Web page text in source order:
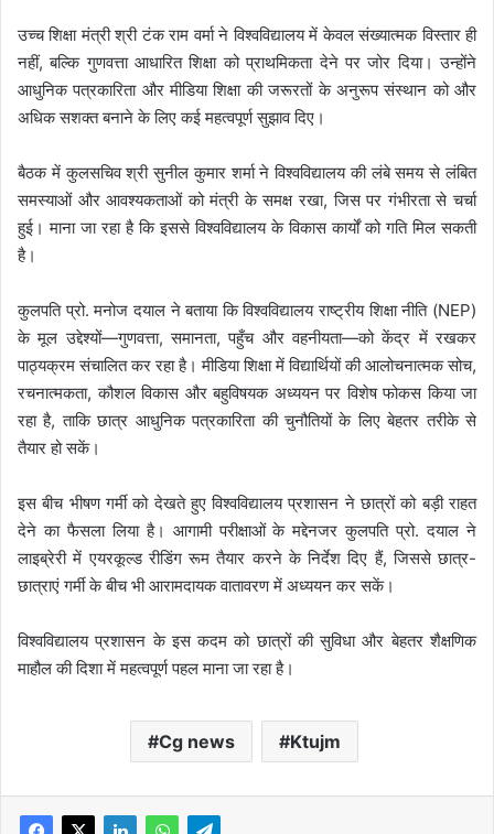
उच्च शिक्षा मंत्री श्री टंक राम वर्मा ने विश्वविद्यालय में केवल संख्यात्मक विस्तार ही
नहीं, बल्कि गुणवत्ता आधारित शिक्षा को प्राथमिकता देने पर जोर दिया। उन्होंने
आधुनिक पत्रकारिता और मीडिया शिक्षा की जरूरतों के अनुरूप संस्थान को और
अधिक सशक्त बनाने के लिए कई महत्वपूर्ण सुझाव दिए।
बैठक में कुलसचिव श्री सुनील कुमार शर्मा ने विश्वविद्यालय की लंबे समय से लंबित
समस्याओं और आवश्यकताओं को मंत्री के समक्ष रखा, जिस पर गंभीरता से चर्चा
हुई। माना जा रहा है कि इससे विश्वविद्यालय के विकास कार्यों को गति मिल सकती
है।
कुलपति प्रो. मनोज दयाल ने बताया कि विश्वविद्यालय राष्ट्रीय शिक्षा नीति (NEP)
के मूल उद्देश्यों—गुणवत्ता, समानता, पहुँच और वहनीयता—को केंद्र में रखकर
पाठ्यक्रम संचालित कर रहा है। मीडिया शिक्षा में विद्यार्थियों की आलोचनात्मक सोच,
रचनात्मकता, कौशल विकास और बहुविषयक अध्ययन पर विशेष फोकस किया जा
रहा है, ताकि छात्र आधुनिक पत्रकारिता की चुनौतियों के लिए बेहतर तरीके से
तैयार हो सकें।
इस बीच भीषण गर्मी को देखते हुए विश्वविद्यालय प्रशासन ने छात्रों को बड़ी राहत
देने का फैसला लिया है। आगामी परीक्षाओं के मद्देनजर कुलपति प्रो. दयाल ने
लाइब्रेरी में एयरकूल्ड रीडिंग रूम तैयार करने के निर्देश दिए हैं, जिससे छात्र-
छात्राएं गर्मी के बीच भी आरामदायक वातावरण में अध्ययन कर सकें।
विश्वविद्यालय प्रशासन के इस कदम को छात्रों की सुविधा और बेहतर शैक्षणिक
माहौल की दिशा में महत्वपूर्ण पहल माना जा रहा है।
Cg news Ktujm